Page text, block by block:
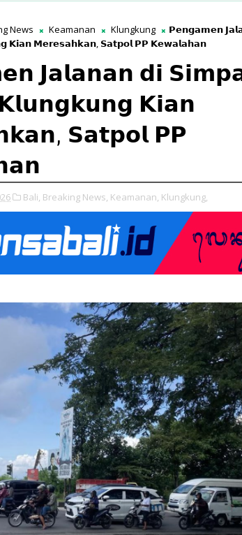
News Keamanan Klungkung
𝗣𝗲𝗻𝗴𝗮𝗺𝗲𝗻
𝗞𝗶𝗮𝗻 𝗠𝗲𝗿𝗲𝘀𝗮𝗵𝗸𝗮𝗻, 𝗦𝗮𝘁𝗽𝗼𝗹 𝗣𝗣 𝗞𝗲𝘄𝗮𝗹𝗮𝗵𝗮𝗻
𝗝𝗮𝗹𝗮𝗻𝗮𝗻 𝗱𝗶
𝗞𝗶𝗮𝗻
𝗦𝗮𝘁𝗽𝗼𝗹 𝗣𝗣
Bali, Breaking News, Keamanan, Klungkung,